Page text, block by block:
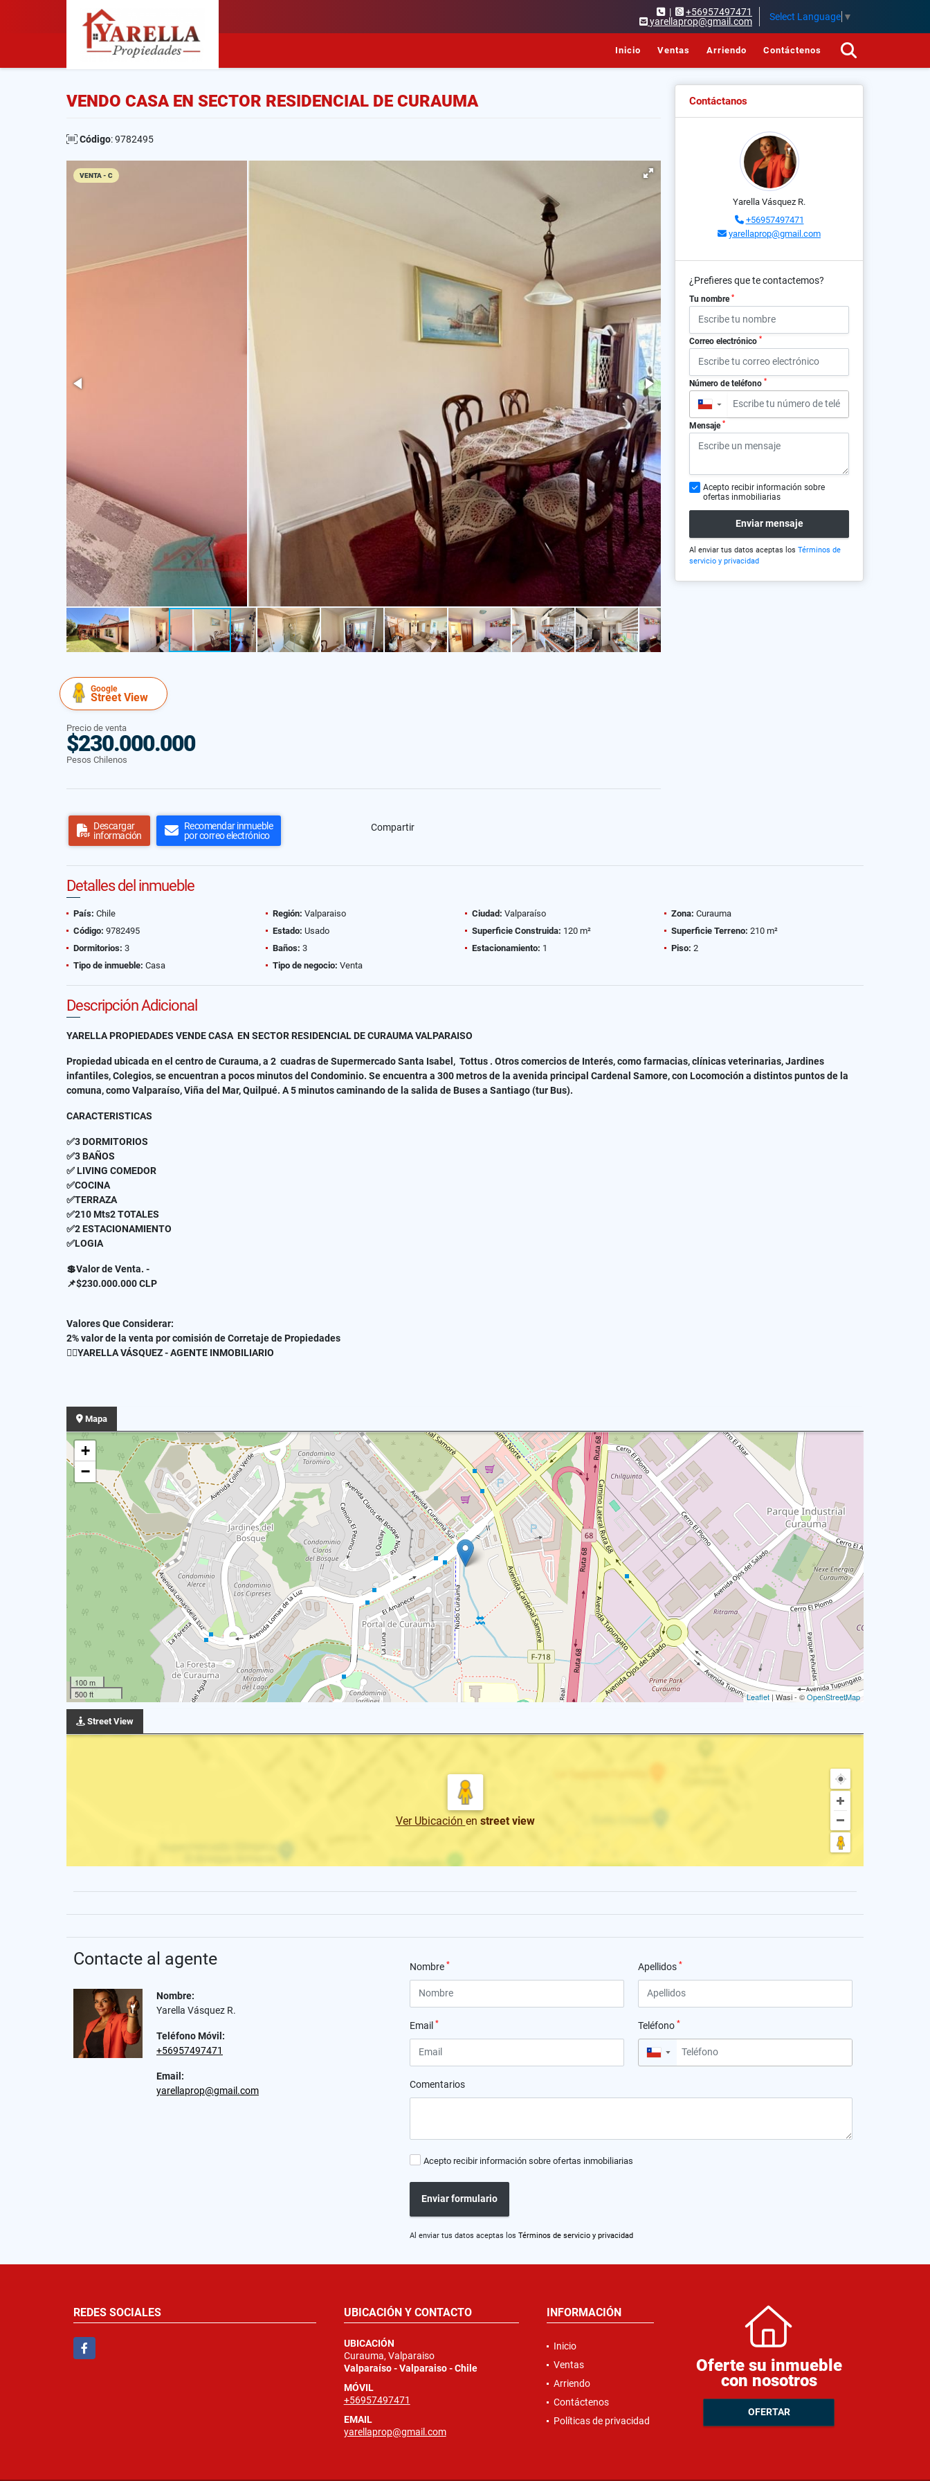
|
+56957497471
yarellaprop@gmail.com
Select Language ▼
Inicio Ventas Arriendo Contáctenos
VENDO CASA EN SECTOR RESIDENCIAL DE CURAUMA
Código: 9782495
VENTA - C
Google
Street View
Precio de venta
$230.000.000
Pesos Chilenos
Descargar
información
Recomendar inmueble
por correo electrónico
Compartir
Contáctanos
Yarella Vásquez R.
+56957497471
yarellaprop@gmail.com
¿Prefieres que te contactemos?
Tu nombre *
Correo electrónico *
Número de teléfono *
▼
Mensaje *
Acepto recibir información sobre
ofertas inmobiliarias
Enviar mensaje
Al enviar tus datos aceptas los Términos de
servicio y privacidad
Detalles del inmueble
País: Chile Región: Valparaiso Ciudad: Valparaíso Zona: Curauma
Código: 9782495 Estado: Usado Superficie Construida: 120 m² Superficie Terreno: 210 m²
Dormitorios: 3 Baños: 3 Estacionamiento: 1 Piso: 2
Tipo de inmueble: Casa Tipo de negocio: Venta
Descripción Adicional
YARELLA PROPIEDADES VENDE CASA EN SECTOR RESIDENCIAL DE CURAUMA VALPARAISO
Propiedad ubicada en el centro de Curauma, a 2 cuadras de Supermercado Santa Isabel, Tottus . Otros comercios de Interés, como farmacias, clínicas veterinarias, Jardines
infantiles, Colegios, se encuentran a pocos minutos del Condominio. Se encuentra a 300 metros de la avenida principal Cardenal Samore, con Locomoción a distintos puntos de la
comuna, como Valparaíso, Viña del Mar, Quilpué. A 5 minutos caminando de la salida de Buses a Santiago (tur Bus).
CARACTERISTICAS
✅3 DORMITORIOS
✅3 BAÑOS
✅ LIVING COMEDOR
✅COCINA
✅TERRAZA
✅210 Mts2 TOTALES
✅2 ESTACIONAMIENTO
✅LOGIA
💲Valor de Venta. -
📌$230.000.000 CLP
Valores Que Considerar:
2% valor de la venta por comisión de Corretaje de Propiedades
✍🏻YARELLA VÁSQUEZ - AGENTE INMOBILIARIO
Mapa
+
−
100 m
500 ft
Leaflet | Wasi - ©OpenStreetMap
Street View
Ver Ubicación en street view
Contacte al agente
Nombre:
Yarella Vásquez R.
Teléfono Móvil:
+56957497471
Email:
yarellaprop@gmail.com
Nombre * Apellidos *
Email * Teléfono *
▼
Comentarios
Acepto recibir información sobre ofertas inmobiliarias
Enviar formulario
Al enviar tus datos aceptas los Términos de servicio y privacidad
REDES SOCIALES
Facebook
UBICACIÓN Y CONTACTO
UBICACIÓN
Curauma, Valparaiso
Valparaíso - Valparaiso - Chile
MÓVIL
+56957497471
EMAIL
yarellaprop@gmail.com
INFORMACIÓN
Inicio
Ventas
Arriendo
Contáctenos
Políticas de privacidad
Oferte su inmueble
con nosotros
OFERTAR